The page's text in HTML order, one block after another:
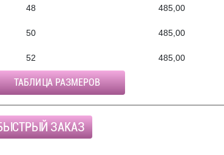
48 485,00
50 485,00
52 485,00
ТАБЛИЦА РАЗМЕРОВ
ЗАКАЗ